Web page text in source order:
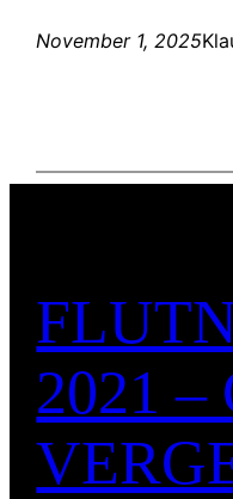
November 1, 2025
2021 –